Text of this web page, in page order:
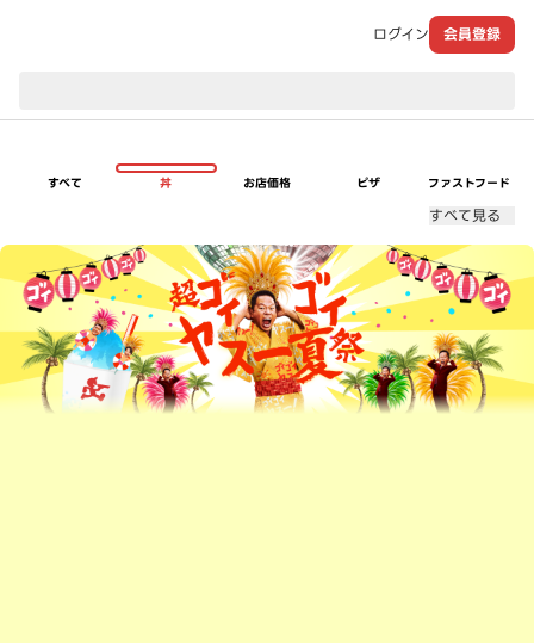
ログイン 会員登録
すべて 丼 お店価格 ピザ ファストフード
すべて見る
超ゴイゴイヤスー夏祭